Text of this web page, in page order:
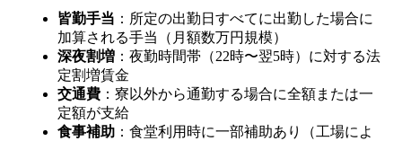
皆勤手当 ：所定の出勤日すべてに出勤した場合に
加算される手当（月額数万円規模）
深夜割増 ：夜勤時間帯（22時〜翌5時）に対する法
定割増賃金
交通費 ：寮以外から通勤する場合に全額または一
定額が支給
食事補助 ：食堂利用時に一部補助あり（工場によ